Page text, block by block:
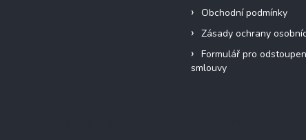
Obchodní podmínky
Zásady ochrany
Formulář pro
smlouvy